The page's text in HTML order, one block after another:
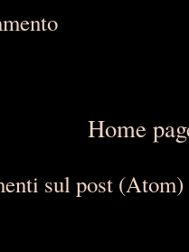
Home
sul post (Atom)